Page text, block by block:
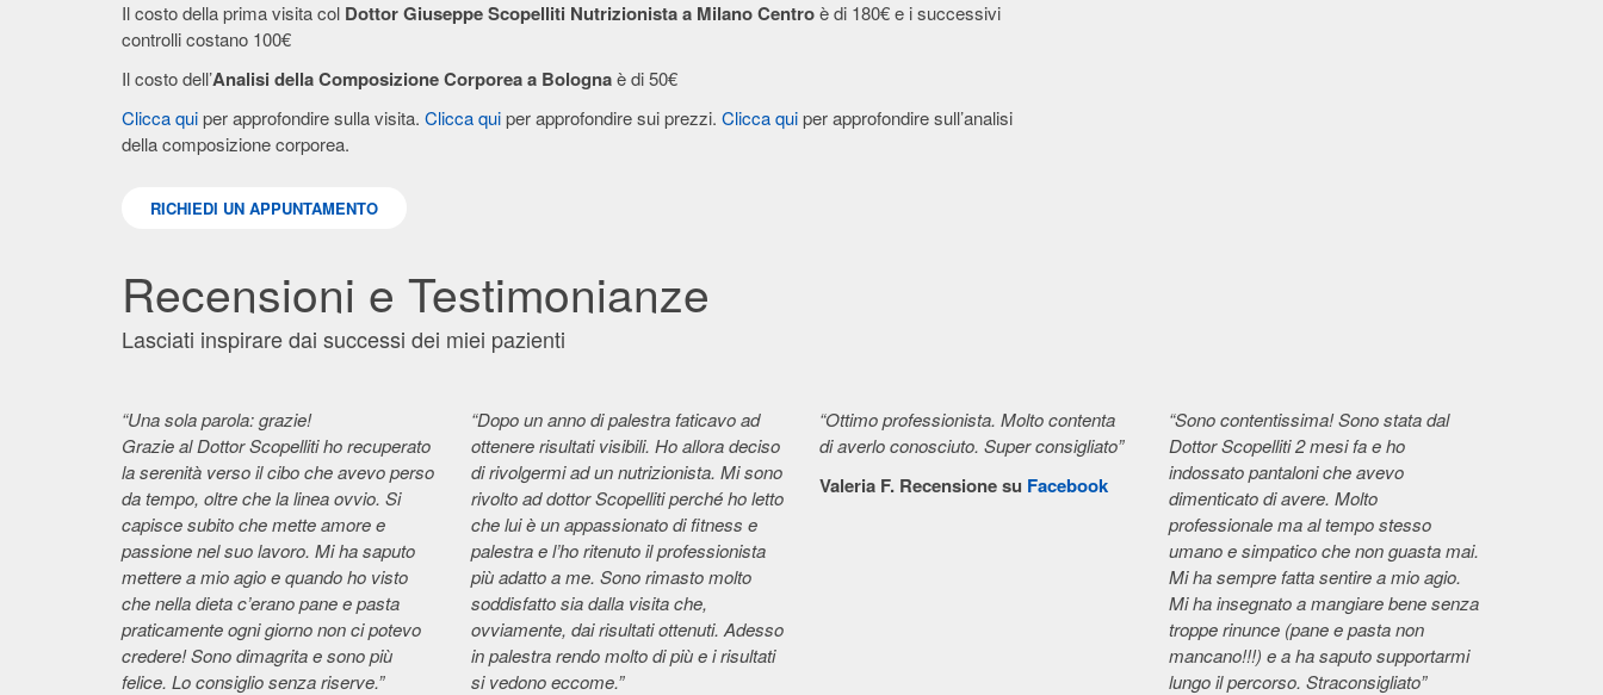
Il costo della prima visita col Dottor Giuseppe Scopelliti Nutrizionista a Milano Centroè di 180€ e i successivi
controlli costano 100€
Il costo dell’Analisi della Composizione Corporea a Bolognaè di 50€
Clicca quiper approfondire sulla visita. Clicca quiper approfondire sui prezzi. Clicca quiper approfondire sull’analisi
della composizione corporea.
RICHIEDI UN APPUNTAMENTO
Recensioni e Testimonianze
Lasciati inspirare dai successi dei miei pazienti
“Una sola parola: grazie!
Grazie al Dottor Scopelliti ho recuperato
la serenità verso il cibo che avevo perso
da tempo, oltre che la linea ovvio. Si
capisce subito che mette amore e
passione nel suo lavoro. Mi ha saputo
mettere a mio agio e quando ho visto
che nella dieta c’erano pane e pasta
praticamente ogni giorno non ci potevo
credere! Sono dimagrita e sono più
felice. Lo consiglio senza riserve.”
“Dopo un anno di palestra faticavo ad
ottenere risultati visibili. Ho allora deciso
di rivolgermi ad un nutrizionista. Mi sono
rivolto ad dottor Scopelliti perché ho letto
che lui è un appassionato di fitness e
palestra e l’ho ritenuto il professionista
più adatto a me. Sono rimasto molto
soddisfatto sia dalla visita che,
ovviamente, dai risultati ottenuti. Adesso
in palestra rendo molto di più e i risultati
si vedono eccome.”
“Ottimo professionista. Molto contenta
di averlo conosciuto. Super consigliato”
Valeria F. Recensione su Facebook
“Sono contentissima! Sono stata dal
Dottor Scopelliti 2 mesi fa e ho
indossato pantaloni che avevo
dimenticato di avere. Molto
professionale ma al tempo stesso
umano e simpatico che non guasta mai.
Mi ha sempre fatta sentire a mio agio.
Mi ha insegnato a mangiare bene senza
troppe rinunce (pane e pasta non
mancano!!!) e a ha saputo supportarmi
lungo il percorso. Straconsigliato”